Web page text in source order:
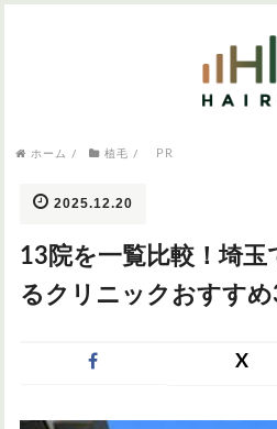
AGA
ホーム / 植毛 / PR
2025.12.20
13院を一覧比較！埼玉
るクリニックおすすめ
X
気になるワードから記事を探す
症状・悩みから記事を探す